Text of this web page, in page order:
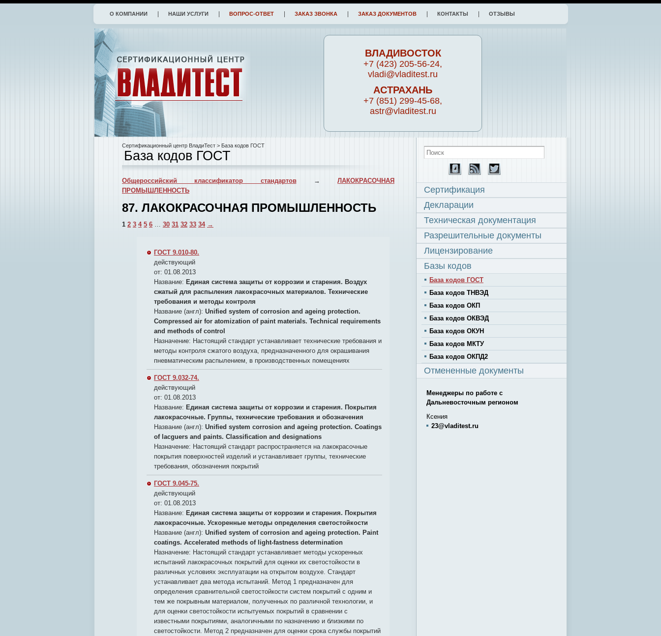
О КОМПАНИИ НАШИ УСЛУГИ ВОПРОС-ОТВЕТ ЗАКАЗ ЗВОНКА ЗАКАЗ ДОКУМЕНТОВ КОНТАКТЫ ОТЗЫВЫ
ВЛАДИВОСТОК
+7 (423) 205-56-24,
vladi@vladitest.ru
АСТРАХАНЬ
+7 (851) 299-45-68,
astr@vladitest.ru
Сертификационный центр ВладиТест > База кодов ГОСТ
База кодов ГОСТ
Общероссийский классификатор стандартов→ ЛАКОКРАСОЧНАЯ
ПРОМЫШЛЕННОСТЬ
87. ЛАКОКРАСОЧНАЯ ПРОМЫШЛЕННОСТЬ
1 2 3 4 5 6 … 30 31 32 33 34 →
ГОСТ 9.010-80.
действующий
от: 01.08.2013
Название: Единая система защиты от коррозии и старения. Воздух
сжатый для распыления лакокрасочных материалов. Технические
требования и методы контроля
Название (англ): Unified system of corrosion and ageing protection.
Compressed air for atomization of paint materials. Technical requirements
and methods of control
Назначение: Настоящий стандарт устанавливает технические требования и
методы контроля сжатого воздуха, предназначенного для окрашивания
пневматическим распылением, в производственных помещениях
ГОСТ 9.032-74.
действующий
от: 01.08.2013
Название: Единая система защиты от коррозии и старения. Покрытия
лакокрасочные. Группы, технические требования и обозначения
Название (англ): Unified system corrosion and ageing protection. Coatings
of lacguers and paints. Classification and designations
Назначение: Настоящий стандарт распространяется на лакокрасочные
покрытия поверхностей изделий и устанавливает группы, технические
требования, обозначения покрытий
ГОСТ 9.045-75.
действующий
от: 01.08.2013
Название: Единая система защиты от коррозии и старения. Покрытия
лакокрасочные. Ускоренные методы определения светостойкости
Название (англ): Unified system of corrosion and ageing protection. Paint
coatings. Accelerated methods of light-fastness determination
Назначение: Настоящий стандарт устанавливает методы ускоренных
испытаний лакокрасочных покрытий для оценки их светостойкости в
различных условиях эксплуатации на открытом воздухе. Стандарт
устанавливает два метода испытаний. Метод 1 предназначен для
определения сравнительной светостойкости систем покрытий с одним и
тем же покрывным материалом, полученных по различной технологии, и
для оценки светостойкости испытуемых покрытий в сравнении с
известными покрытиями, аналогичными по назначению и близкими по
светостойкости. Метод 2 предназначен для оценки срока службы покрытий
Сертификация
Декларации
Техническая документация
Разрешительные документы
Лицензирование
Базы кодов
База кодов ГОСТ
База кодов ТНВЭД
База кодов ОКП
База кодов ОКВЭД
База кодов ОКУН
База кодов МКТУ
База кодов ОКПД2
Отмененные документы
Менеджеры по работе с
Дальневосточным регионом
Ксения
23@vladitest.ru